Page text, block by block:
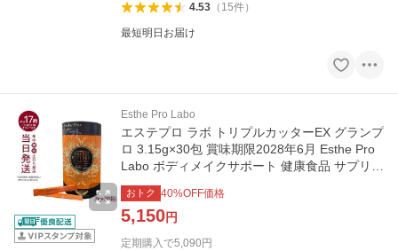
4.53（ 15件）
最短明日お届け
Esthe Pro Labo
エステプロ ラボ トリプルカッターEX グランプ
ロ 3.15g×30包 賞味期限2028年6月 Esthe Pro
Labo ボディメイクサポート 健康食品 サプリメ
ント 箱あり
おトク 40%OFF価格
5,150円
定期購入で5,090 円